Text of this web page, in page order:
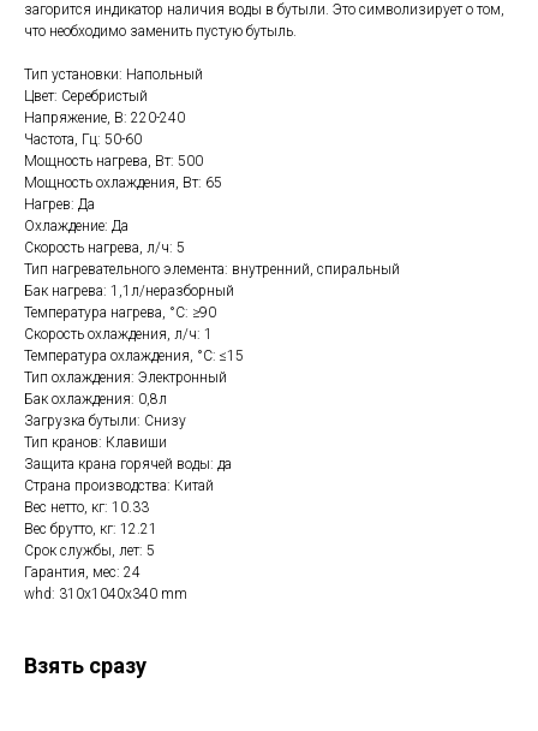
загорится индикатор наличия воды в бутыли. Это символизирует о том,
что необходимо заменить пустую бутыль.
Тип установки: Напольный
Цвет: Серебристый
Напряжение, В: 220-240
Частота, Гц: 50-60
Мощность нагрева, Вт: 500
Мощность охлаждения, Вт: 65
Нагрев: Да
Охлаждение: Да
Скорость нагрева, л/ч: 5
Тип нагревательного элемента: внутренний, спиральный
Бак нагрева: 1,1л/неразборный
Температура нагрева, °С: ≥90
Скорость охлаждения, л/ч: 1
Температура охлаждения, °С: ≤15
Тип охлаждения: Электронный
Бак охлаждения: 0,8л
Загрузка бутыли: Снизу
Тип кранов: Клавиши
Защита крана горячей воды: да
Страна производства: Китай
Вес нетто, кг: 10.33
Вес брутто, кг: 12.21
Срок службы, лет: 5
Гарантия, мес: 24
whd: 310x1040x340 mm
Взять сразу